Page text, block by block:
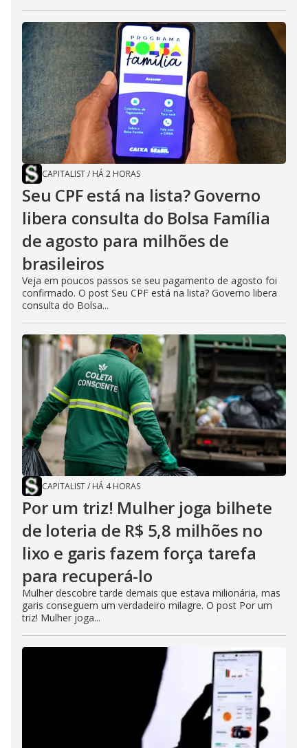
CAPITALIST/ HÁ 2 HORAS
Seu CPF está na lista? Governo
libera consulta do Bolsa Família
de agosto para milhões de
brasileiros
Veja em poucos passos se seu pagamento de agosto foi
confirmado. O post Seu CPF está na lista? Governo libera
consulta do Bolsa...
CAPITALIST/ HÁ 4 HORAS
Por um triz! Mulher joga bilhete
de loteria de R$ 5,8 milhões no
lixo e garis fazem força tarefa
para recuperá-lo
Mulher descobre tarde demais que estava milionária, mas
garis conseguem um verdadeiro milagre. O post Por um
triz! Mulher joga...